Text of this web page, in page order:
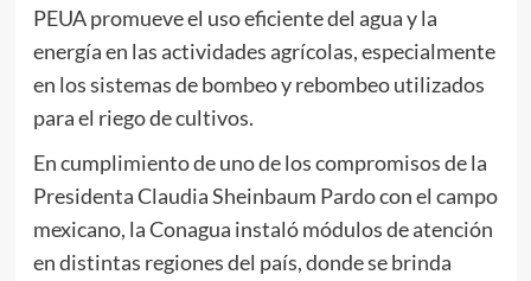
PEUA promueve el uso eficiente del agua y la
energía en las actividades agrícolas, especialmente
en los sistemas de bombeo y rebombeo utilizados
para el riego de cultivos.
En cumplimiento de uno de los compromisos de la
Presidenta Claudia Sheinbaum Pardo con el campo
mexicano, la Conagua instaló módulos de atención
en distintas regiones del país, donde se brinda